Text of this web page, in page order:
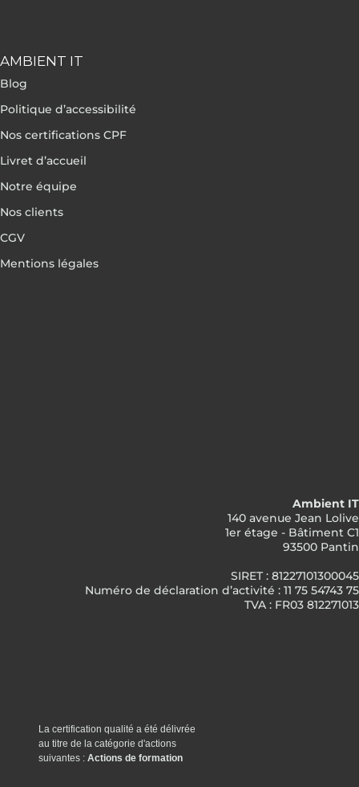
AMBIENT IT
Blog
Politique d’accessibilité
Nos certifications CPF
Livret d’accueil
Notre équipe
Nos clients
CGV
Mentions légales
Ambient IT
140 avenue Jean Lolive
1er étage - Bâtiment C1
93500 Pantin
SIRET : 81227101300045
Numéro de déclaration d’activité : 11 75 54743 75
TVA : FR03 812271013
La certification qualité a été délivrée
au titre de la catégorie d'actions
suivantes : Actions de formation